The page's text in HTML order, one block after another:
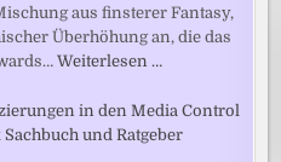
aus finsterer Fantasy,
Überhöhung an, die das
Weiterlesen …